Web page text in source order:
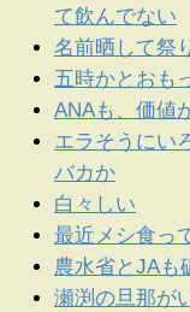
て飲んでない
名前晒して祭
五時かとおも
ANAも、価値
エラそうにい
バカか
白々しい
最近メシ食っ
農水省とJA
瀬渕の旦那が